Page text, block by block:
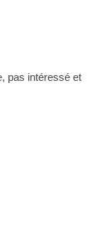
pas intéressé et